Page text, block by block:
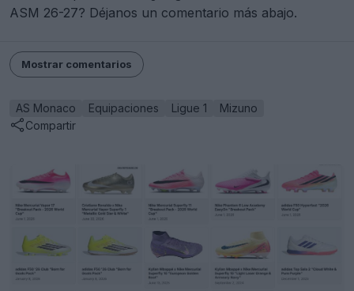
ASM 26-27? Déjanos un comentario más abajo.
Mostrar comentarios
AS Monaco Equipaciones Ligue 1
Mizuno
Compartir